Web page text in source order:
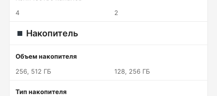
4
2
Накопитель
Объем накопителя
256, 512 ГБ
128, 256 ГБ
Тип накопителя